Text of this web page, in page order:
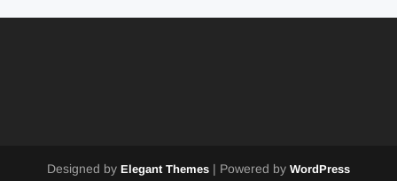
Designed by Elegant Themes | Powered by WordPress